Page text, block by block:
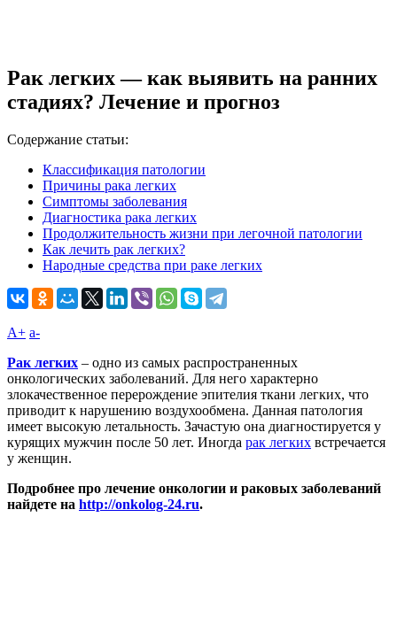
Рак легких — как выявить на ранних
стадиях? Лечение и прогноз
Содержание статьи:
Классификация патологии
Причины рака легких
Симптомы заболевания
Диагностика рака легких
Продолжительность жизни при легочной патологии
Как лечить рак легких?
Народные средства при раке легких
A+ а-
Рак легких – одно из самых распространенных
онкологических заболеваний. Для него характерно
злокачественное перерождение эпителия ткани легких, что
приводит к нарушению воздухообмена. Данная патология
имеет высокую летальность. Зачастую она диагностируется у
курящих мужчин после 50 лет. Иногда рак легких встречается
у женщин.
Подробнее про лечение онкологии и раковых заболеваний
найдете на http://onkolog-24.ru.